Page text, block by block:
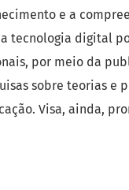
e a
tecnologia digital
por meio da
sobre teorias e
Visa, ainda,
- do